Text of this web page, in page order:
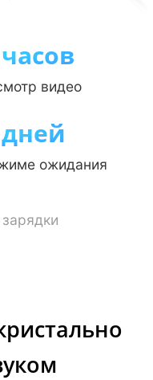
видео
ожидания